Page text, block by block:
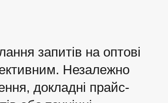
запитів на оптові
Незалежно
докладні прайс-